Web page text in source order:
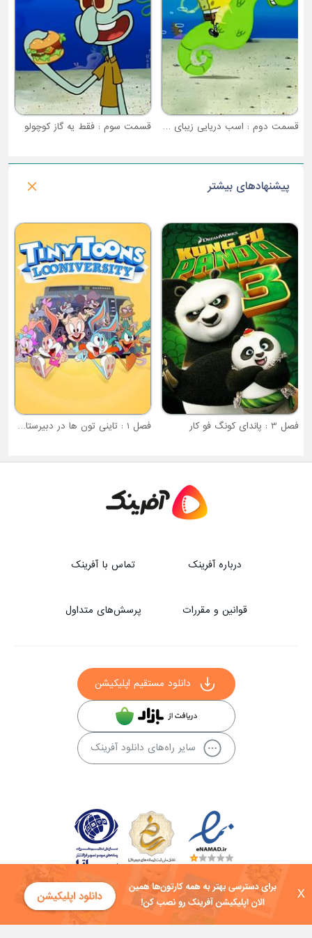
X
قسمت دوم : اسب دریایی زیبای من قسمت سوم : فقط یه گاز کوچولو
پیشنهادهای بیشتر
فصل 3 : پاندای کونگ فو کار فصل 1 : تاینی تون ها در دبیرستان لو
درباره آفرینک تماس با آفرینک
قوانین و مقررات پرسش‌های متداول
دانلود مستقیم اپلیکیشن
سایر راه‌های دانلود آفرینک
کلیه حقوق این سایت به شرکت توسعه فناوی هفت آسمان توکان تعلق دارد و